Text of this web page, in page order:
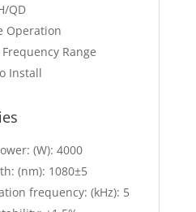
QD
Operation
Range
Install
(W): 4000
(nm): 1080±5
frequency: (kHz): 5